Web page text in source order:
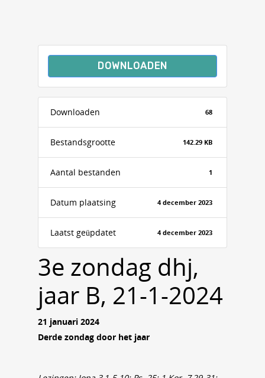
DOWNLOADEN
Downloaden 68
Bestandsgrootte 142.29 KB
Aantal bestanden 1
Datum plaatsing 4 december 2023
Laatst geüpdatet 4 december 2023
3e zondag dhj,
jaar B, 21-1-2024
21 januari 2024
Derde zondag door het jaar